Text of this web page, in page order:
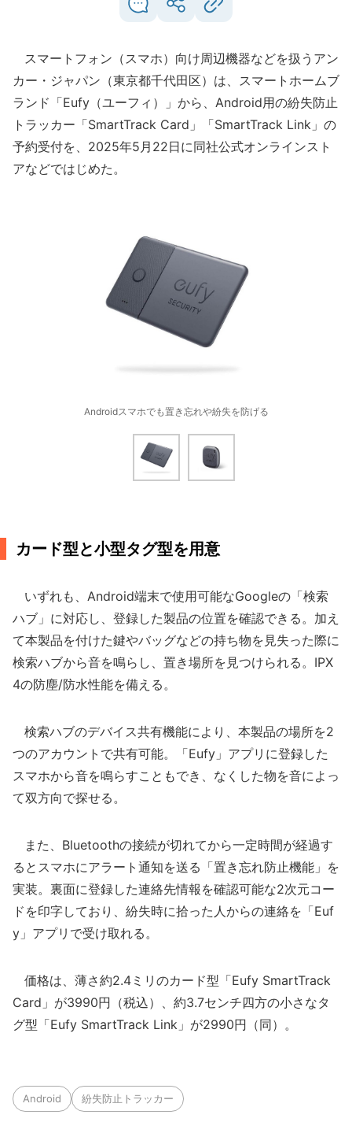
スマートフォン（スマホ）向け周辺機器などを扱うアン
カー・ジャパン（東京都千代田区）は、スマートホームブ
ランド「Eufy（ユーフィ）」から、Android用の紛失防止
トラッカー「SmartTrack Card」「SmartTrack Link」の
予約受付を、2025年5月22日に同社公式オンラインスト
アなどではじめた。
Androidスマホでも置き忘れや紛失を防げる
カード型と小型タグ型を用意
いずれも、Android端末で使用可能なGoogleの「検索
ハブ」に対応し、登録した製品の位置を確認できる。加え
て本製品を付けた鍵やバッグなどの持ち物を見失った際に
検索ハブから音を鳴らし、置き場所を見つけられる。IPX
4の防塵/防水性能を備える。
検索ハブのデバイス共有機能により、本製品の場所を2
つのアカウントで共有可能。「Eufy」アプリに登録した
スマホから音を鳴らすこともでき、なくした物を音によっ
て双方向で探せる。
また、Bluetoothの接続が切れてから一定時間が経過す
るとスマホにアラート通知を送る「置き忘れ防止機能」を
実装。裏面に登録した連絡先情報を確認可能な2次元コー
ドを印字しており、紛失時に拾った人からの連絡を「Euf
y」アプリで受け取れる。
価格は、薄さ約2.4ミリのカード型「Eufy SmartTrack
Card」が3990円（税込）、約3.7センチ四方の小さなタ
グ型「Eufy SmartTrack Link」が2990円（同）。
Android 紛失防止トラッカー